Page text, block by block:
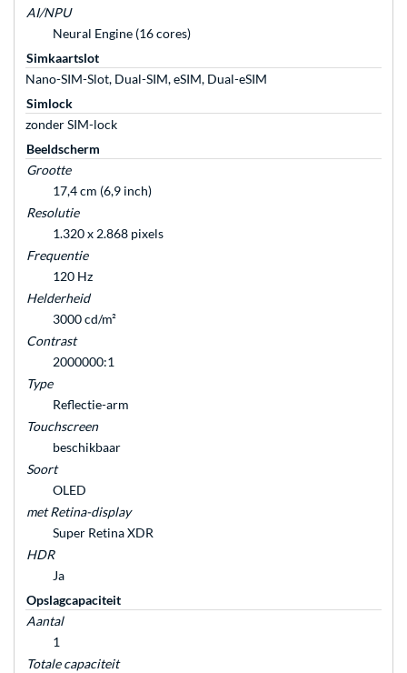
AI/NPU
Neural Engine (16 cores)
Simkaartslot
Nano-SIM-Slot, Dual-SIM, eSIM, Dual-eSIM
Simlock
zonder SIM-lock
Beeldscherm
Grootte
17,4 cm (6,9 inch)
Resolutie
1.320 x 2.868 pixels
Frequentie
120 Hz
Helderheid
3000 cd/m²
Contrast
2000000:1
Type
Reflectie-arm
Touchscreen
beschikbaar
Soort
OLED
met Retina-display
Super Retina XDR
HDR
Ja
Opslagcapaciteit
Aantal
1
Totale capaciteit